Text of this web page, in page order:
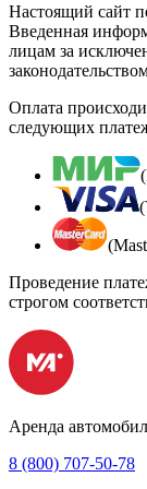
Настоящий сайт
Введенная
лицам за
Оплата
следующих
Проведение
строгом
Аренда
8 (800) 707-50-78